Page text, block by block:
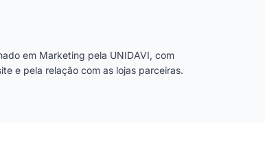
em Marketing pela UNIDAVI, com
e pela relação com as lojas parceiras.